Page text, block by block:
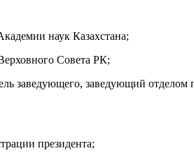
наук Казахстана;
Совета РК;
заведующего, заведующий
президента;